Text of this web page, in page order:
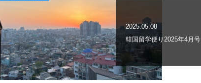
2025.05.08
韓国留学便り2025年4月号